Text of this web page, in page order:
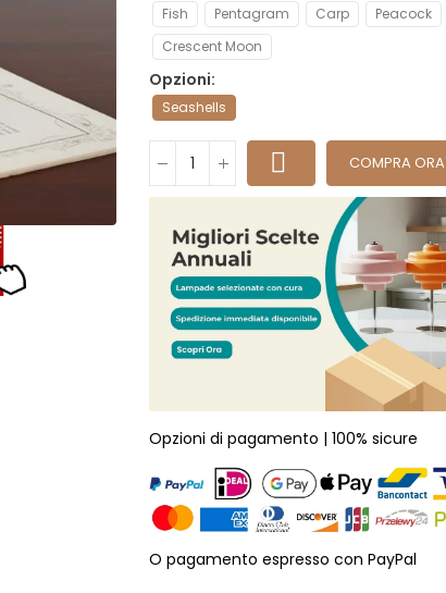
Fish
Pentagram Carp Peacock
Crescent Moon
Opzioni
Seashells
COMPRA ORA
Opzioni di pagamento | 100% sicure
O pagamento espresso con PayPal